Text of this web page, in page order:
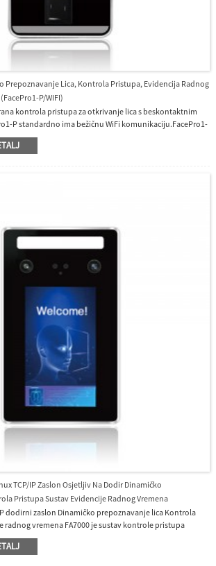
Prepoznavanje Lica, Kontrola Pristupa, Evidencija Radnog
P/WIFI)
kontrola pristupa za otkrivanje lica s beskontaktnim
P standardno ima bežičnu WiFi komunikaciju.FacePro1-
lice.Više načina provjere: dlan, lice, Mifare RFID
pristup čini siguran i higijenski pristup.Način
TCP/IP Zaslon Osjetljiv Na Dodir Dinamičko
Pristupa Sustav Evidencije Radnog Vremena
dodirni zaslon Dinamičko prepoznavanje lica Kontrola
radnog vremena FA7000 je sustav kontrole pristupa
lica vidljivog svjetla S 5 inčnim TFT dodirnim zaslonom
lica, 10 000 kartica (opcionalno), 10 000 lozinki, 1 000